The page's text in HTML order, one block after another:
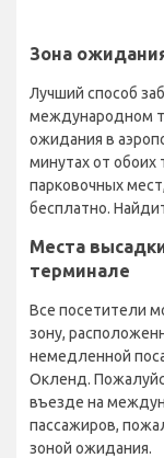
Зона
Лучший способ
международном
ожидания в
минутах от обоих
парковочных
бесплатно.
Места
терминале
Все посетители
зону,
немедленной
Окленд.
въезде на
пассажиров,
зоной ожидания.